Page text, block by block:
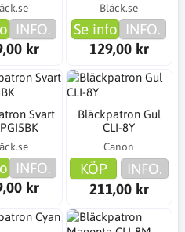
INFO.
kr
Bläck.se
Se info INFO.
129,00 kr
Svart
INFO.
kr
Bläckpatron Gul
CLI-8Y
Canon
KÖP
INFO.
211,00 kr